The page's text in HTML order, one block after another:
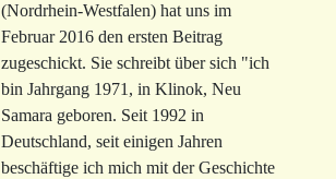
(Nordrhein-Westfalen) hat uns im
Februar 2016 den ersten Beitrag
zugeschickt. Sie schreibt über sich "ich
bin Jahrgang 1971, in Klinok, Neu
Samara geboren. Seit 1992 in
Deutschland, seit einigen Jahren
beschäftige ich mich mit der Geschichte